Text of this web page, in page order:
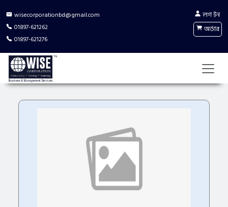
wisecorporationbd@gmail.com
01897-621262
01897-621276
লগ ইন
অর্ডার